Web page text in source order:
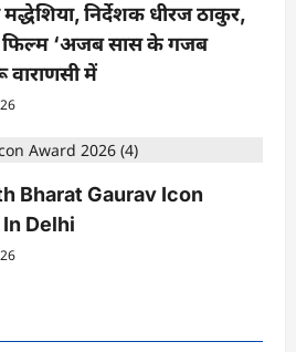
निर्देशक धीरज ठाकुर,
फिल्म ‘अजब सास के गजब
वाराणसी में
Bharat Gaurav Icon
Delhi